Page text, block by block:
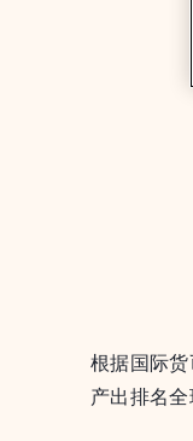
根据国际
产出排名